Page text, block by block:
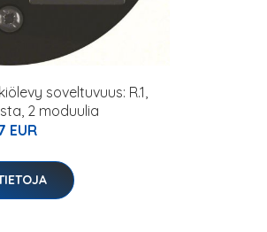
soveltuvuus: R.1,
2 moduulia
EUR